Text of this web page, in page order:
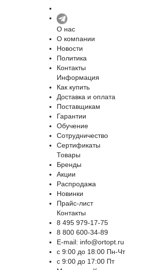
О нас
О компании
Новости
Политика
Контакты
Информация
Как купить
Доставка и оплата
Поставщикам
Гарантии
Обучение
Сотрудничество
Сертификаты
Товары
Бренды
Акции
Распродажа
Новинки
Прайс-лист
Контакты
8 495 979-17-75
8 800 600-34-89
E-mail: info@ortopt.ru
c 9:00 до 18:00 Пн-Чт
c 9:00 до 17:00 Пт